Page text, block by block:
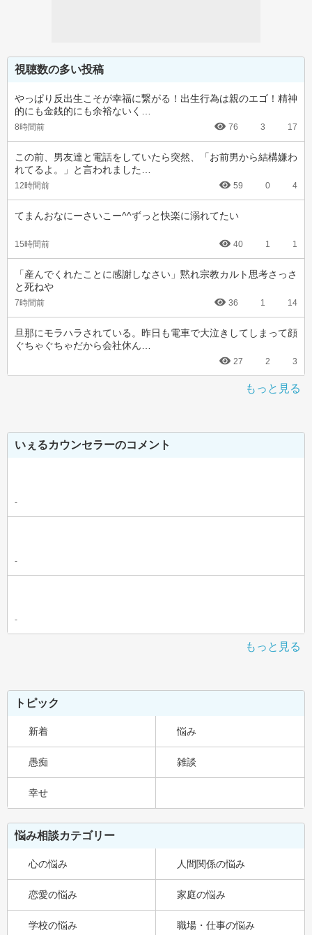
視聴数の多い投稿
やっぱり反出生こそが幸福に繋がる！出生行為は親のエゴ！精神
的にも金銭的にも余裕ないく…
8時間前 76 3 17
この前、男友達と電話をしていたら突然、「お前男から結構嫌わ
れてるよ。」と言われました…
12時間前 59 0 4
てまんおなにーさいこー^^ずっと快楽に溺れてたい
15時間前 40 1 1
「産んでくれたことに感謝しなさい」黙れ宗教カルト思考さっさ
と死ねや
7時間前 36 1 14
旦那にモラハラされている。昨日も電車で大泣きしてしまって顔
ぐちゃぐちゃだから会社休ん…
27 2 3
もっと見る
いぇるカウンセラーのコメント
-
-
-
もっと見る
トピック
新着 悩み
愚痴 雑談
幸せ
悩み相談カテゴリー
心の悩み 人間関係の悩み
恋愛の悩み 家庭の悩み
学校の悩み 職場・仕事の悩み